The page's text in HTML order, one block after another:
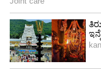
ಪತ್ತೆಹಚ್ಚಲು ಎಕೆಗೆ
ಮೀಡಿಯಾದಲ್ಲಿ